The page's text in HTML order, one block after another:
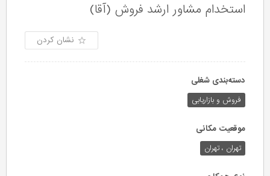
استخدام مشاور ارشد فروش (آقا)
نشان کردن
دسته‌بندی شغلی
فروش و بازاریابی
موقعیت مکانی
تهران ، تهران